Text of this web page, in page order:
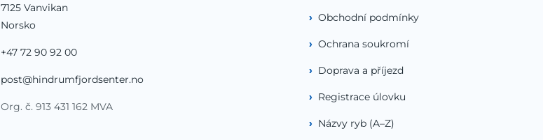
7125 Vanvikan
Norsko
+47 72 90 92 00
post@hindrumfjordsenter.no
Org. č. 913 431 162 MVA
Obchodní podmínky
Ochrana soukromí
Doprava a příjezd
Registrace úlovku
Názvy ryb (A–Z)